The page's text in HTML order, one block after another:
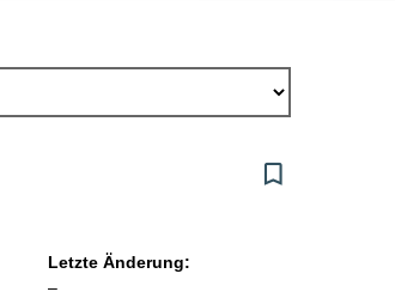
Letzte Änderung:
–l